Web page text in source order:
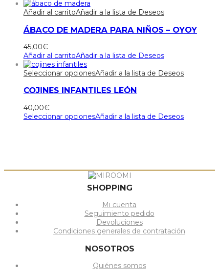
Añadir al carritoAñadir a la lista de Deseos
ÁBACO DE MADERA PARA NIÑOS – OYOY
45,00€
Añadir al carritoAñadir a la lista de Deseos
Seleccionar opcionesAñadir a la lista de Deseos
COJINES INFANTILES LEÓN
40,00€
Seleccionar opcionesAñadir a la lista de Deseos
SHOPPING
Mi cuenta
Seguimiento pedido
Devoluciones
Condiciones generales de contratación
NOSOTROS
Quiénes somos